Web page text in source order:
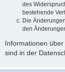
des
bestehende
Die
den
Informationen
sind in der